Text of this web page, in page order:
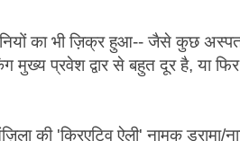
का भी ज़िक्र हुआ-- जैसे कुछ
मुख्य प्रवेश द्वार से बहुत दूर है, या
की 'क्रिएटिव ऐली' नामक